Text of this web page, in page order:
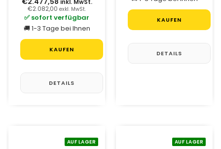
inkl. MwSt.
€2.082,00 exkl. MwSt.
✅ sofort verfügbar
🚚 1-3 Tage bei Ihnen
KAUFEN
DETAILS
KAUFEN
DETAILS
AUF LAGER AUF LAGER